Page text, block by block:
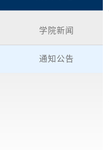
学院新闻
通知公告